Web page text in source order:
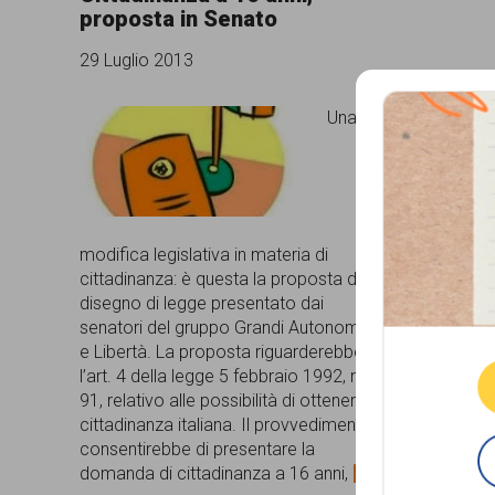
comunicazione
specificamente
dedicato
al
fenomeno
del
razzismo
curato
da
Lunaria
in
collaborazione
con
proposta in Senato
29 Luglio 2013
Una
modifica legislativa in materia di
cittadinanza: è questa la proposta del
disegno di legge presentato dai
senatori del gruppo Grandi Autonomie
e Libertà. La proposta riguarderebbe
l’art. 4 della legge 5 febbraio 1992, n.
91, relativo alle possibilità di ottenere la
cittadinanza italiana. Il provvedimento
consentirebbe di presentare la
domanda di cittadinanza a 16 anni,